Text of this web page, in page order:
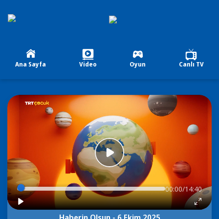
Ana Sayfa Video Oyun Canlı TV
00:00/14:40